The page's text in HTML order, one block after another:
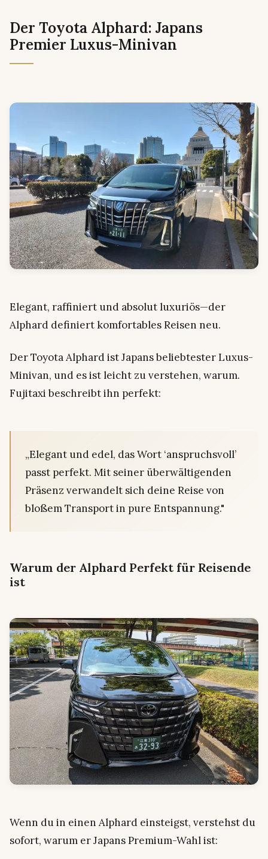
Der Toyota Alphard: Japans
Premier Luxus-Minivan
Elegant, raffiniert und absolut luxuriös—der
Alphard definiert komfortables Reisen neu.
Der Toyota Alphard ist Japans beliebtester Luxus-
Minivan, und es ist leicht zu verstehen, warum.
Fujitaxi beschreibt ihn perfekt:
„Elegant und edel, das Wort ‘anspruchsvoll’
passt perfekt. Mit seiner überwältigenden
Präsenz verwandelt sich deine Reise von
bloßem Transport in pure Entspannung."
Warum der Alphard Perfekt für Reisende
ist
Wenn du in einen Alphard einsteigst, verstehst du
sofort, warum er Japans Premium-Wahl ist: